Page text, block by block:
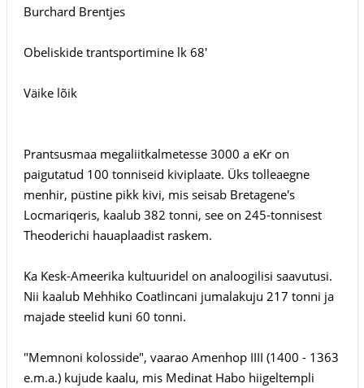
Burchard Brentjes
Obeliskide trantsportimine lk 68'
Väike lõik
Prantsusmaa megaliitkalmetesse 3000 a eKr on
paigutatud 100 tonniseid kiviplaate. Üks tolleaegne
menhir, püstine pikk kivi, mis seisab Bretagene's
Locmariqeris, kaalub 382 tonni, see on 245-tonnisest
Theoderichi hauaplaadist raskem.
Ka Kesk-Ameerika kultuuridel on analoogilisi saavutusi.
Nii kaalub Mehhiko Coatlincani jumalakuju 217 tonni ja
majade steelid kuni 60 tonni.
"Memnoni kolosside", vaarao Amenhop IIII (1400 - 1363
e.m.a.) kujude kaalu, mis Medinat Habo hiigeltempli